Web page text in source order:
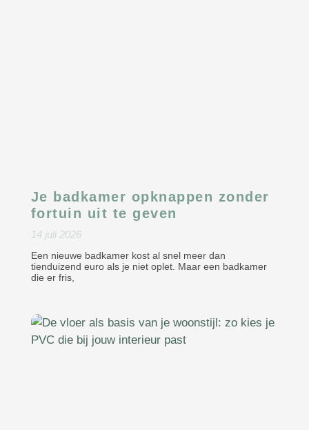
Je badkamer opknappen zonder
fortuin uit te geven
14 juli 2026
Een nieuwe badkamer kost al snel meer dan
tienduizend euro als je niet oplet. Maar een badkamer
die er fris,